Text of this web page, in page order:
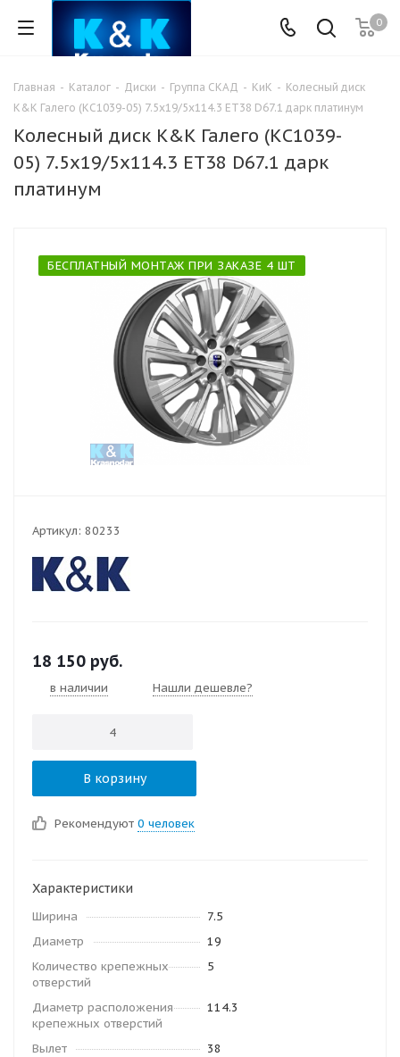
0
Главная - Каталог - Диски - Группа СКАД - КиК - Колесный диск
K&K Галего (КС1039-05) 7.5x19/5x114.3 ET38 D67.1 дарк платинум
Колесный диск K&K Галего (КС1039-
05) 7.5x19/5x114.3 ET38 D67.1 дарк
платинум
БЕСПЛАТНЫЙ МОНТАЖ ПРИ ЗАКАЗЕ 4 ШТ
Артикул: 80233
18 150 руб.
в наличии Нашли дешевле?
В корзину
Рекомендуют 0 человек
Характеристики
Ширина
7.5
Диаметр
19
Количество крепежных
отверстий
5
Диаметр расположения
крепежных отверстий
114.3
Вылет
38